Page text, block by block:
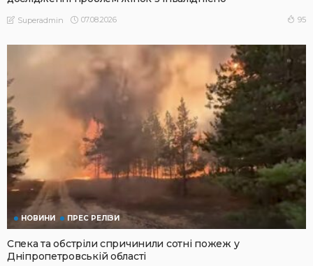
Superadmin 07.08.2026 95
НОВИНИ ПРЕС РЕЛІЗИ
Спека та обстріли спричинили сотні пожеж у
Дніпропетровській області